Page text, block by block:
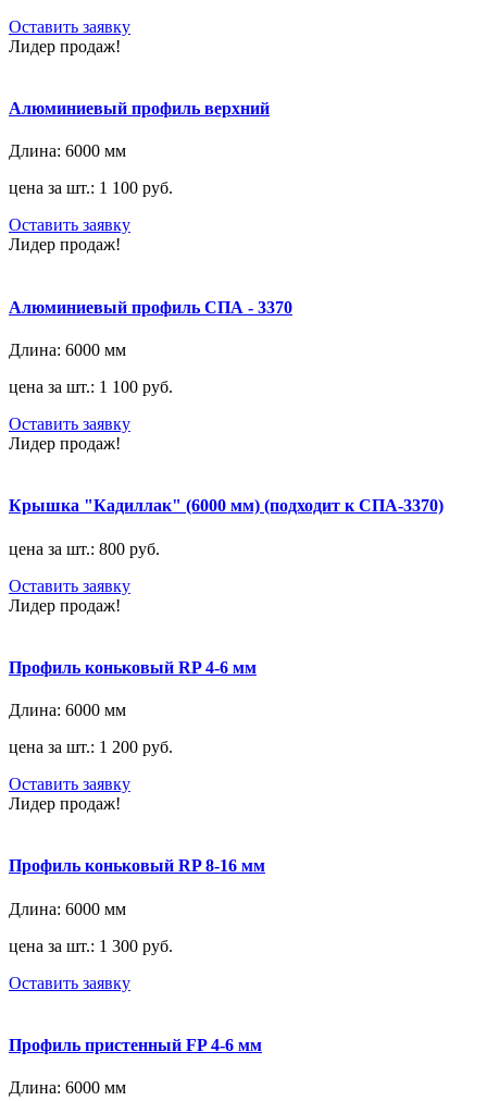
Оставить заявку
Лидер продаж!
Алюминиевый профиль верхний
Длина: 6000 мм
цена за шт.: 1 100 руб.
Оставить заявку
Лидер продаж!
Алюминиевый профиль СПА - 3370
Длина: 6000 мм
цена за шт.: 1 100 руб.
Оставить заявку
Лидер продаж!
Крышка "Кадиллак" (6000 мм) (подходит к СПА-3370)
цена за шт.: 800 руб.
Оставить заявку
Лидер продаж!
Профиль коньковый RP 4-6 мм
Длина: 6000 мм
цена за шт.: 1 200 руб.
Оставить заявку
Лидер продаж!
Профиль коньковый RP 8-16 мм
Длина: 6000 мм
цена за шт.: 1 300 руб.
Оставить заявку
Профиль пристенный FP 4-6 мм
Длина: 6000 мм